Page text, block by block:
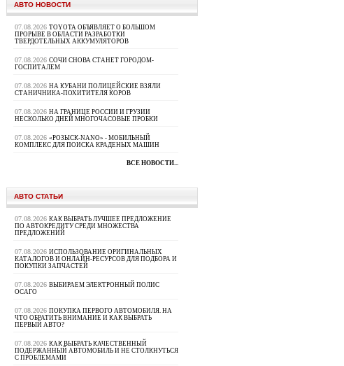
АВТО НОВОСТИ
07.08.2026 TOYOTA ОБЪЯВЛЯЕТ О БОЛЬШОМ
ПРОРЫВЕ В ОБЛАСТИ РАЗРАБОТКИ
ТВЕРДОТЕЛЬНЫХ АККУМУЛЯТОРОВ
07.08.2026 СОЧИ СНОВА СТАНЕТ ГОРОДОМ-
ГОСПИТАЛЕМ
07.08.2026 НА КУБАНИ ПОЛИЦЕЙСКИЕ ВЗЯЛИ
СТАНИЧНИКА-ПОХИТИТЕЛЯ КОРОВ
07.08.2026 НА ГРАНИЦЕ РОССИИ И ГРУЗИИ
НЕСКОЛЬКО ДНЕЙ МНОГОЧАСОВЫЕ ПРОБКИ
07.08.2026 «РОЗЫСК-NANO» - МОБИЛЬНЫЙ
КОМПЛЕКС ДЛЯ ПОИСКА КРАДЕНЫХ МАШИН
ВСЕ НОВОСТИ...
АВТО СТАТЬИ
07.08.2026 КАК ВЫБРАТЬ ЛУЧШЕЕ ПРЕДЛОЖЕНИЕ
ПО АВТОКРЕДИТУ СРЕДИ МНОЖЕСТВА
ПРЕДЛОЖЕНИЙ
07.08.2026 ИСПОЛЬЗОВАНИЕ ОРИГИНАЛЬНЫХ
КАТАЛОГОВ И ОНЛАЙН-РЕСУРСОВ ДЛЯ ПОДБОРА И
ПОКУПКИ ЗАПЧАСТЕЙ
07.08.2026 ВЫБИРАЕМ ЭЛЕКТРОННЫЙ ПОЛИС
ОСАГО
07.08.2026 ПОКУПКА ПЕРВОГО АВТОМОБИЛЯ. НА
ЧТО ОБРАТИТЬ ВНИМАНИЕ И КАК ВЫБРАТЬ
ПЕРВЫЙ АВТО?
07.08.2026 КАК ВЫБРАТЬ КАЧЕСТВЕННЫЙ
ПОДЕРЖАННЫЙ АВТОМОБИЛЬ И НЕ СТОЛКНУТЬСЯ
С ПРОБЛЕМАМИ